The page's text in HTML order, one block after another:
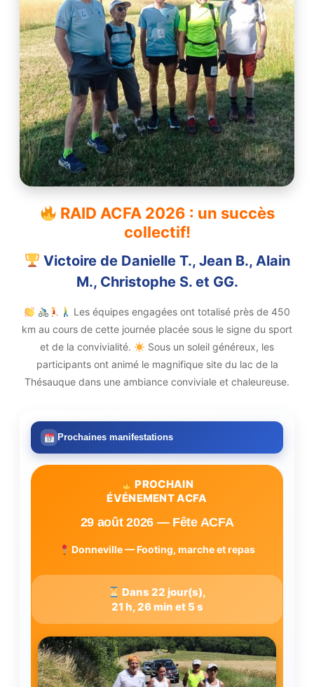
RAID ACFA 2026 : un succès
collectif!
Victoire de Danielle T., Jean B., Alain
M., Christophe S. et GG.
Les équipes engagées ont totalisé près de 450
km au cours de cette journée placée sous le signe du sport
et de la convivialité.
Sous un soleil généreux, les
participants ont animé le magnifique site du lac de la
Thésauque dans une ambiance conviviale et chaleureuse.
Prochaines manifestations
PROCHAIN
ÉVÉNEMENT ACFA
29 août 2026 — Fête ACFA
Donneville — Footing, marche et repas
Dans 22 jour(s),
21 h, 26 min et 4 s